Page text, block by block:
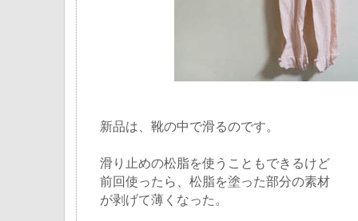
新品は、靴の中で滑るのです。
滑り止めの松脂を使うこともできるけど
前回使ったら、松脂を塗った部分の素材
が剥げて薄くなった。